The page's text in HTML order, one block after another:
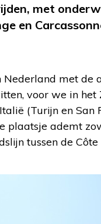
met
en
met de
voor we in
(Turijn en San
plaatsje ademt
tussen de